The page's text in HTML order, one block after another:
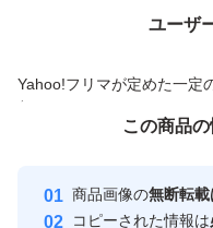
ユーザ
Yahoo!フリマが定めた一定
付与しています
安心取引出品者
価格の相談
この商品
商品画像の無断転
コピーされた情報は
この商品をみている人